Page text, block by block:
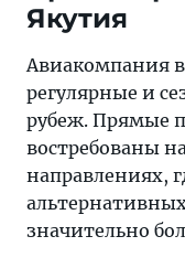
Якутия
Авиакомпания
регулярные и
рубеж. Прямые
востребованы
направлениях,
значительно